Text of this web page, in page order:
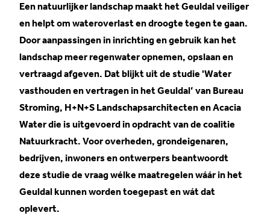
Een natuurlijker landschap maakt het Geuldal veiliger
en helpt om wateroverlast en droogte tegen te gaan.
Door aanpassingen in inrichting en gebruik kan het
landschap meer regenwater opnemen, opslaan en
vertraagd afgeven. Dat blijkt uit de studie 'Water
vasthouden en vertragen in het Geuldal’ van Bureau
Stroming, H+N+S Landschapsarchitecten en Acacia
Water die is uitgevoerd in opdracht van de coalitie
Natuurkracht. Voor overheden, grondeigenaren,
bedrijven, inwoners en ontwerpers beantwoordt
deze studie de vraag wélke maatregelen wáár in het
Geuldal kunnen worden toegepast en wát dat
oplevert.